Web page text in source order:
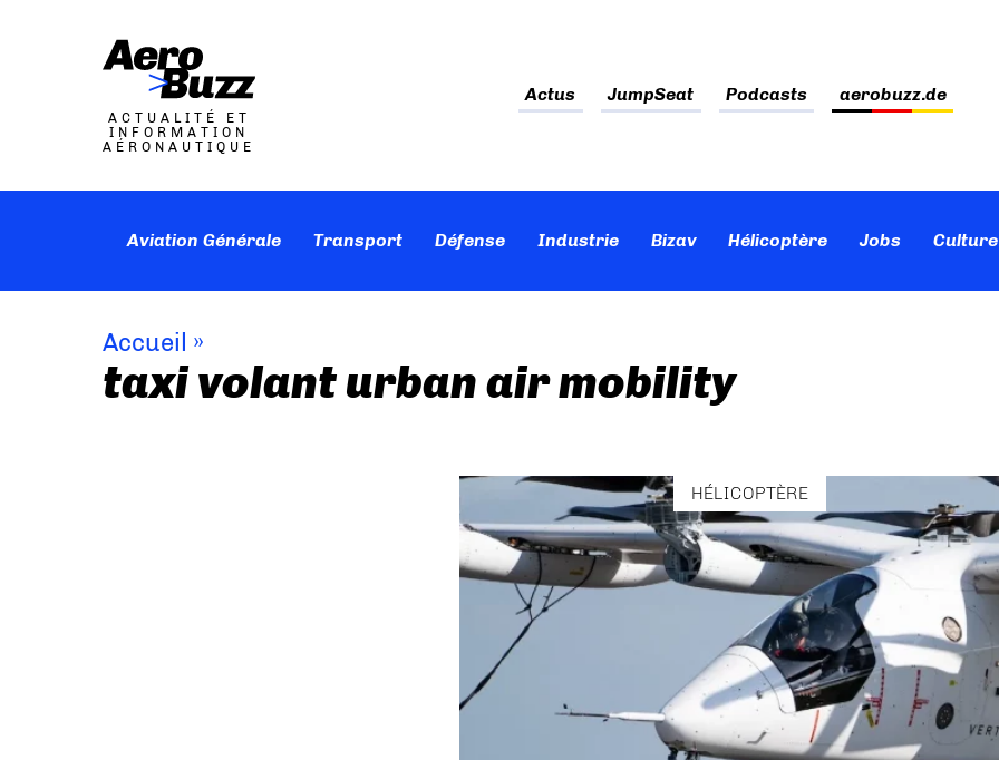
ACTUALITÉ ET
INFORMATION
AÉRONAUTIQUE
Actus JumpSeat Podcasts aerobuzz.de
Aviation Générale Transport Défense Industrie Bizav Hélicoptère Jobs
Accueil »
taxi volant urban air mobility
HÉLICOPTÈRE